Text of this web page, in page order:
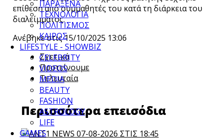
ΠΑΡΑΞΕΝΑ
ΤΕΧΝΟΛΟΓΙΑ
ΠΟΛΙΤΙΣΜΟΣ
ΚΑΙΡΟΣ
LIFESTYLE - SHOWBIZ
CELEBRITY
VIDEOS
MEDIA
BEAUTY
FASHION
ASTROLOGY
LIFE
GAMES
επίθεση από συμμαθητές του κατά τη διάρκεια του
διαλείμματος.
Ανέβηκε στις 15/10/2025 13:06
Σχετικά
Προτείνουμε
Τελευταία
Περισσότερα επεισόδια